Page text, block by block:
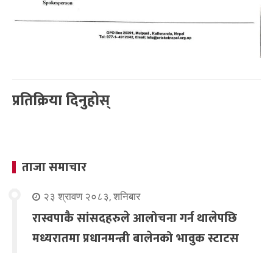
प्रतिक्रिया दिनुहोस्
ताजा समाचार
२३ श्रावण २०८३, शनिबार
रास्वपाकै सांसदहरुले आलोचना गर्न थालेपछि
मध्यरातमा प्रधानमन्त्री बालेनको भावुक स्टाटस